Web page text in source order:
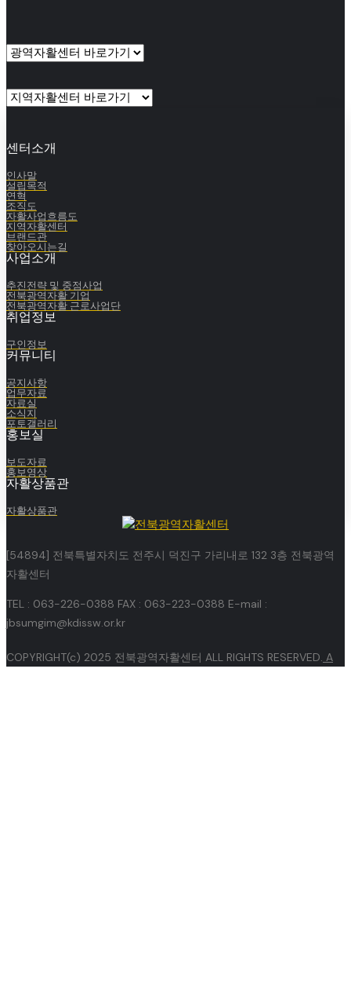
센터소개
인사말
설립목적
연혁
조직도
자활사업흐름도
지역자활센터
브랜드관
찾아오시는길
사업소개
추진전략 및 중점사업
전북광역자활 기업
전북광역자활 근로사업단
취업정보
구인정보
커뮤니티
공지사항
업무자료
자료실
소식지
포토갤러리
홍보실
보도자료
홍보영상
자활상품관
자활상품관
[54894] 전북특별자치도 전주시 덕진구 가리내로 132 3층 전북광역
자활센터
TEL : 063-226-0388 FAX : 063-223-0388 E-mail :
jbsumgim@kdissw.or.kr
COPYRIGHT(c) 2025 전북광역자활센터 ALL RIGHTS RESERVED. A